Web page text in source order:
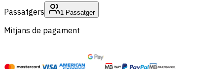
Passatgers 1 Passatger
Mitjans de pagament